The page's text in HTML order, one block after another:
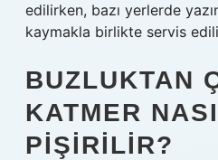
edilirken, bazı yerlerde
kaymakla birlikte servis
BUZLUKTAN
KATMER
PIŞIRILIR?